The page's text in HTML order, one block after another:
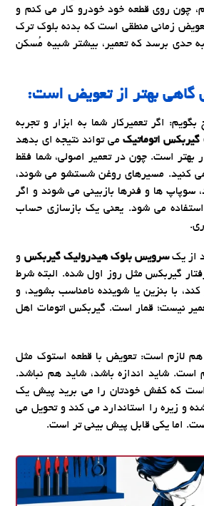
چون روی قطعه خود خودرو کار می کنم و
زمانی منطقی است که بدنه بلوک ترک
حدی برسد که تعمیر، بیشتر شبیه مُسکن
گاهی بهتر از تعویض است:
اگر تعمیرکار شما به ابزار و تجربه
گیربکس اتوماتیک می تواند نتیجه ای بدهد
بهتر است. چون در تعمیر اصولی، شما فقط
کنید. مسیرهای روغن شستشو می شوند،
سوپاپ ها و فنرها بازبینی می شوند و اگر
می شود. یعنی یک بازسازی حساب
از یکسرویس بلوک هیدرولیک گیربکس و
گیربکس مثل روز اول شده. البته شرط
با بنزین یا شوینده نامناسب بشوید، و
نیست؛ قمار است. گیربکس اتومات اهل
هم لازم است: تعویض با قطعه استوک مثل
شاید اندازه باشد، شاید هم نباشد.
است که کفش خودتان را می برید پیش یک
و زیره را استاندارد می کند و تحویل می
اما یکی قابل پیش بینی تر است.